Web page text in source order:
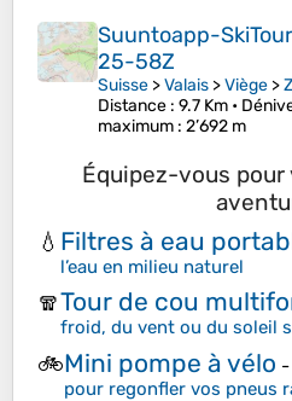
Suuntoapp-
25-58Z
Suisse >Valais >Viège >
Distance : 9.7 Km •
maximum : 2’692 m
Équipez-vous
💧 Filtres à eau
l’eau en milieu naturel
🧣Tour de cou
froid, du vent ou du soleil
🚲Mini pompe à vélo -
pour regonfler vos pneus